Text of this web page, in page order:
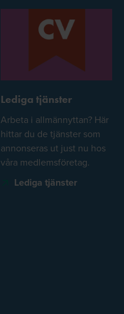
Lediga tjänster
Arbeta i allmännyttan? Här
hittar du de tjänster som
annonseras ut just nu hos
våra medlemsföretag.
Lediga tjänster